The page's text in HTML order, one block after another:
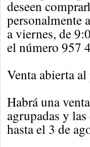
deseen
personalmente
a viernes, de
el número 957
Venta abierta
Habrá una
agrupadas y
hasta el 3 de